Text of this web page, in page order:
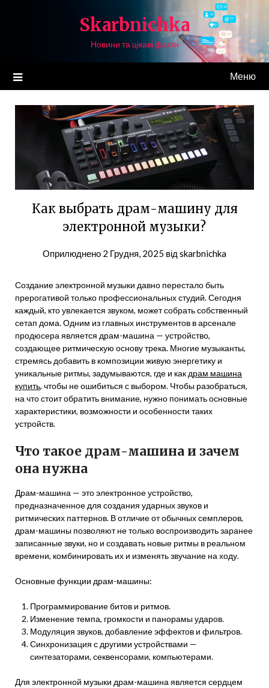
Skarbnichka
Новини та цікаві факти
Меню
Как выбрать драм-машину для
электронной музыки?
Оприлюднено 2 Грудня, 2025 від skarbnichka
Создание электронной музыки давно перестало быть
прерогативой только профессиональных студий. Сегодня
каждый, кто увлекается звуком, может собрать собственный
сетап дома. Одним из главных инструментов в арсенале
продюсера является драм-машина — устройство,
создающее ритмическую основу трека. Многие музыканты,
стремясь добавить в композиции живую энергетику и
уникальные ритмы, задумываются, где и как драм машина
купить, чтобы не ошибиться с выбором. Чтобы разобраться,
на что стоит обратить внимание, нужно понимать основные
характеристики, возможности и особенности таких
устройств.
Что такое драм-машина и зачем
она нужна
Драм-машина — это электронное устройство,
предназначенное для создания ударных звуков и
ритмических паттернов. В отличие от обычных семплеров,
драм-машины позволяют не только воспроизводить заранее
записанные звуки, но и создавать новые ритмы в реальном
времени, комбинировать их и изменять звучание на ходу.
Основные функции драм-машины:
Программирование битов и ритмов.
Изменение темпа, громкости и панорамы ударов.
Модуляция звуков, добавление эффектов и фильтров.
Синхронизация с другими устройствами —
синтезаторами, секвенсорами, компьютерами.
Для электронной музыки драм-машина является сердцем